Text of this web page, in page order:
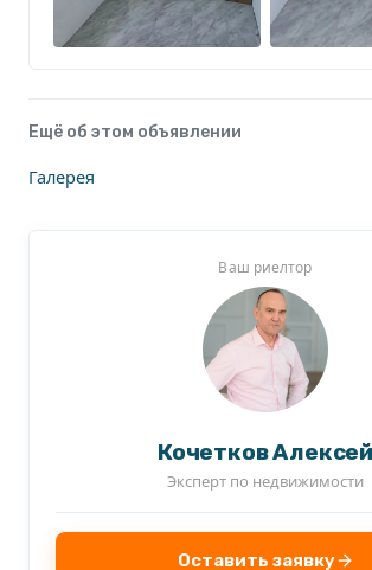
Ещё об этом объявлении
Галерея
Ваш риелтор
Кочетков Алексей
Эксперт по недвижимости
Оставить заявку